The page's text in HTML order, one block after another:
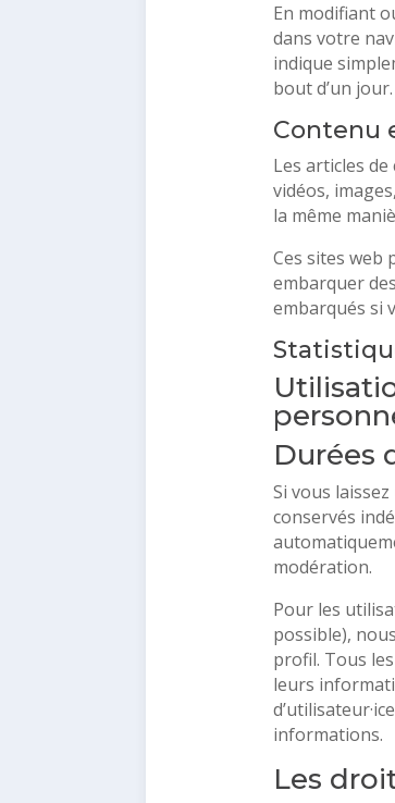
En modifiant
dans votre
indique
bout d’un jour.
Contenu
Les articles
vidéos,
la même
Ces sites web
embarquer
embarqués si
Durées
Si vous
conservés
modération.
Pour les
possible),
profil. Tous
leurs
informations.
Les